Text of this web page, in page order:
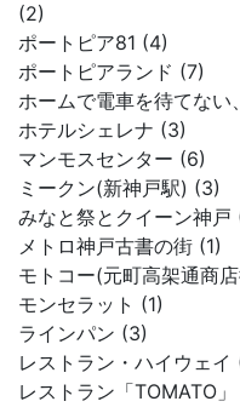
(2)
ポートピア81 (4)
ポートピアランド (7)
ホームで電車を待てな
ホテルシェレナ (3)
マンモスセンター (6)
ミークン(新神戸駅) (3)
みなと祭とクイーン神戸
メトロ神戸古書の街 (1)
モトコー(元町高架通商
モンセラット (1)
ラインパン (3)
レストラン・ハイウェイ
レストラン「TOMATO」